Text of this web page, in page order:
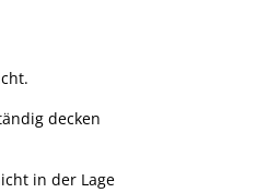
decken
in der Lage